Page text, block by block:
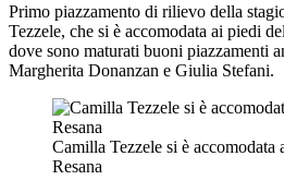
Primo piazzamento di rilievo della
Tezzele, che si è accomodata ai piedi
dove sono maturati buoni piazzamenti
Margherita Donanzan e Giulia Stefani.
Camilla Tezzele si è accomodata
Resana